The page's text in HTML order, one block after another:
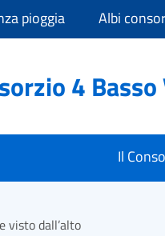
pioggia Albi
4
Il
visto dall’alto